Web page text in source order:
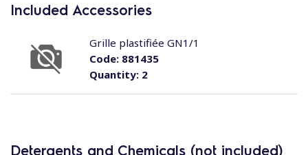
Included Accessories
Quantity:2
Code:881435
Grille plastifiée GN1/1
Detergents and Chemicals (not included)